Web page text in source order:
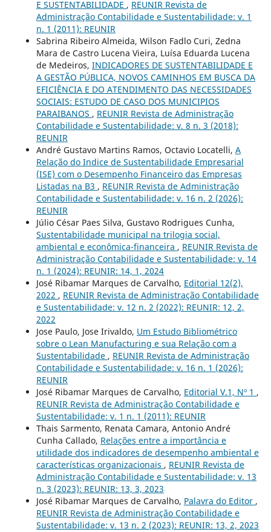
E SUSTENTABILIDADE , REUNIR Revista de
Administração Contabilidade e Sustentabilidade: v. 1
n. 1 (2011): REUNIR
Sabrina Ribeiro Almeida, Wilson Fadlo Curi, Zedna
Mara de Castro Lucena Vieira, Luísa Eduarda Lucena
de Medeiros, INDICADORES DE SUSTENTABILIDADE E
A GESTÃO PÚBLICA, NOVOS CAMINHOS EM BUSCA DA
EFICIÊNCIA E DO ATENDIMENTO DAS NECESSIDADES
SOCIAIS: ESTUDO DE CASO DOS MUNICIPIOS
PARAIBANOS , REUNIR Revista de Administração
Contabilidade e Sustentabilidade: v. 8 n. 3 (2018):
REUNIR
André Gustavo Martins Ramos, Octavio Locatelli, A
Relação do Indice de Sustentabilidade Empresarial
(ISE) com o Desempenho Financeiro das Empresas
Listadas na B3 , REUNIR Revista de Administração
Contabilidade e Sustentabilidade: v. 16 n. 2 (2026):
REUNIR
Júlio César Paes Silva, Gustavo Rodrigues Cunha,
Sustentabilidade municipal na trilogia social,
ambiental e econômica-financeira , REUNIR Revista de
Administração Contabilidade e Sustentabilidade: v. 14
n. 1 (2024): REUNIR: 14, 1, 2024
José Ribamar Marques de Carvalho, Editorial 12(2),
2022 , REUNIR Revista de Administração Contabilidade
e Sustentabilidade: v. 12 n. 2 (2022): REUNIR: 12, 2,
2022
Jose Paulo, Jose Irivaldo, Um Estudo Bibliométrico
sobre o Lean Manufacturing e sua Relação com a
Sustentabilidade , REUNIR Revista de Administração
Contabilidade e Sustentabilidade: v. 16 n. 1 (2026):
REUNIR
José Ribamar Marques de Carvalho, Editorial V.1, Nº 1 ,
REUNIR Revista de Administração Contabilidade e
Sustentabilidade: v. 1 n. 1 (2011): REUNIR
Thais Sarmento, Renata Camara, Antonio André
Cunha Callado, Relações entre a importância e
utilidade dos indicadores de desempenho ambiental e
características organizacionais , REUNIR Revista de
Administração Contabilidade e Sustentabilidade: v. 13
n. 3 (2023): REUNIR: 13, 3, 2023
José Ribamar Marques de Carvalho, Palavra do Editor ,
REUNIR Revista de Administração Contabilidade e
Sustentabilidade: v. 13 n. 2 (2023): REUNIR: 13, 2, 2023